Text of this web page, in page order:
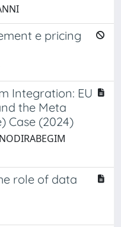
e pricing
Integration: EU
the Meta
Case (2024)
role of data